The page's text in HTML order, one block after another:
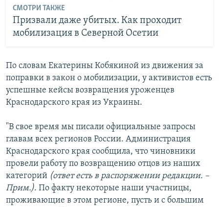
СМОТРИ ТАКЖЕ
Призвали даже убитых. Как проходит
мобилизация в Северной Осетии
По словам Екатерины Кобякиной из движения за
поправки в закон о мобилизации, у активистов есть
успешные кейсы возвращения уроженцев
Краснодарского края из Украины.
"В свое время мы писали официальные запросы
главам всех регионов России. Администрация
Краснодарского края сообщила, что чиновники
провели работу по возвращению отцов из наших
категорий (ответ есть в распоряжении редакции. –
Прим.). По факту некоторые наши участницы,
проживающие в этом регионе, пусть и с большим